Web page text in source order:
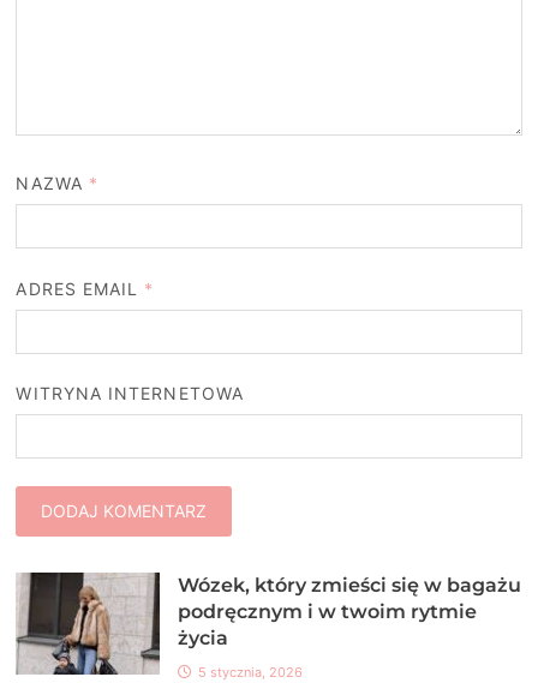
NAZWA *
ADRES EMAIL *
WITRYNA INTERNETOWA
Wózek, który zmieści się w bagażu
podręcznym i w twoim rytmie
życia
5 stycznia, 2026